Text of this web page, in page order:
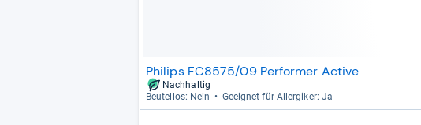
Philips FC8575/09 Performer Active
Nachhaltig
Beu­tel­los: Nein
Geeig­net für All­er­gi­ker: Ja